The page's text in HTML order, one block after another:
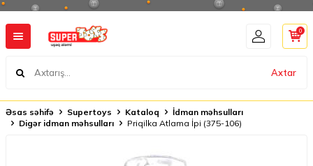
Axtar
0
Əsas səhifə Supertoys Kataloq
İdman məhsulları
Digər idman məhsulları
Priqilka Atlama İpi (375-106)